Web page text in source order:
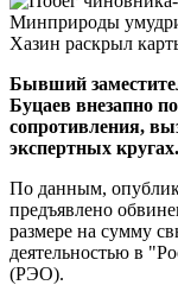
Бывший
Буцаев внезапно
сопротивления,
экспертных кругах.
По данным,
предъявлено
размере на сумму
деятельностью в
(РЭО).